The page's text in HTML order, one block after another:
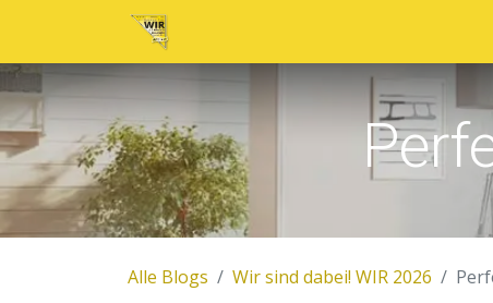
Alle Blogs Wir sind dabei! WIR 2026